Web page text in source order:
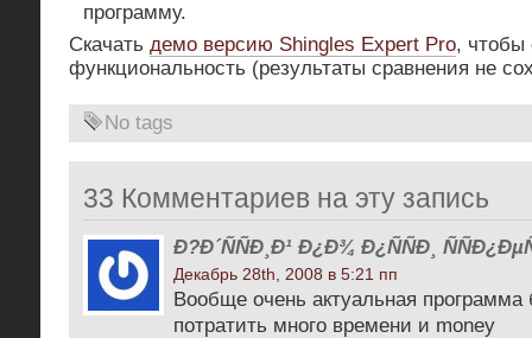
программу.
Скачать демо версию Shingles Expert Pro, чтобы
функциональность (результаты сравнения не
No tags
33 Комментариев на эту запись
Ð?Ð´ÑÑÐ¸Ð¹ Ð¿Ð¾ Ð¿ÑÑÐ¸
Декабрь 28th, 2008 в 5:21 пп
Вообще очень актуальная программа
потратить много времени и money